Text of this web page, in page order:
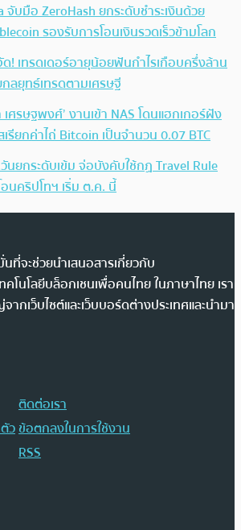
จับมือ ZeroHash ยกระดับชำระเงินด้วย
รองรับการโอนเงินรวดเร็วข้ามโลก
! เทรดเดอร์อายุน้อยฟันกำไรเกือบครึ่งล้าน
ลยุทธ์เทรดตามเศรษฐี
เศรษฐพงศ์’ งานเข้า NAS โดนแฮกเกอร์ฝัง
เรียกค่าไถ่ Bitcoin เป็นจำนวน 0.07 BTC
นยกระดับเข้ม จ่อบังคับใช้กฏ Travel Rule
นคริปโทฯ เริ่ม ต.ค. นี้
ที่จะช่วยนำเสนอสารเกี่ยวกับ
โนโลยีบล็อกเชนเพื่อคนไทย ในภาษาไทย เรา
กเว็บไซต์และเว็บบอร์ดต่างประเทศและนำมา
ติดต่อเรา
วข้อตกลงในการใช้งาน
RSS